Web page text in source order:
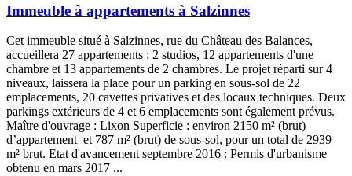
Immeuble à appartements à Salzinnes
Cet immeuble situé à Salzinnes, rue du Château des Balances,
accueillera 27 appartements : 2 studios, 12 appartements d'une
chambre et 13 appartements de 2 chambres. Le projet réparti sur 4
niveaux, laissera la place pour un parking en sous-sol de 22
emplacements, 20 cavettes privatives et des locaux techniques. Deux
parkings extérieurs de 4 et 6 emplacements sont également prévus.
Maître d'ouvrage : Lixon Superficie : environ 2150 m² (brut)
d’appartement et 787 m² (brut) de sous-sol, pour un total de 2939
m² brut. Etat d'avancement septembre 2016 : Permis d'urbanisme
obtenu en mars 2017 ...